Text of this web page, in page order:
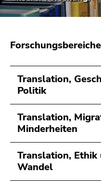
Sie diesen
Zum
(Zugriffstaste
1)
Zur
Positionsanzeige
(Zugriffstaste
2)
Hauptnavigation
(Zugriffstaste
3)
Forschungsbereiche
Translation,
Politik
Translation,
Minderheiten
Translation,
Wandel